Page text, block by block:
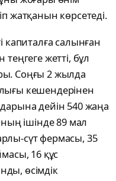
жатқанын көрсетеді.
капиталға салынған
жетті, бұл
Соңғы 2 жылда
кешендерінен
дейін 540 жаңа
ішінде 89 мал
сүт фермасы, 35
16 құс
өсімдік